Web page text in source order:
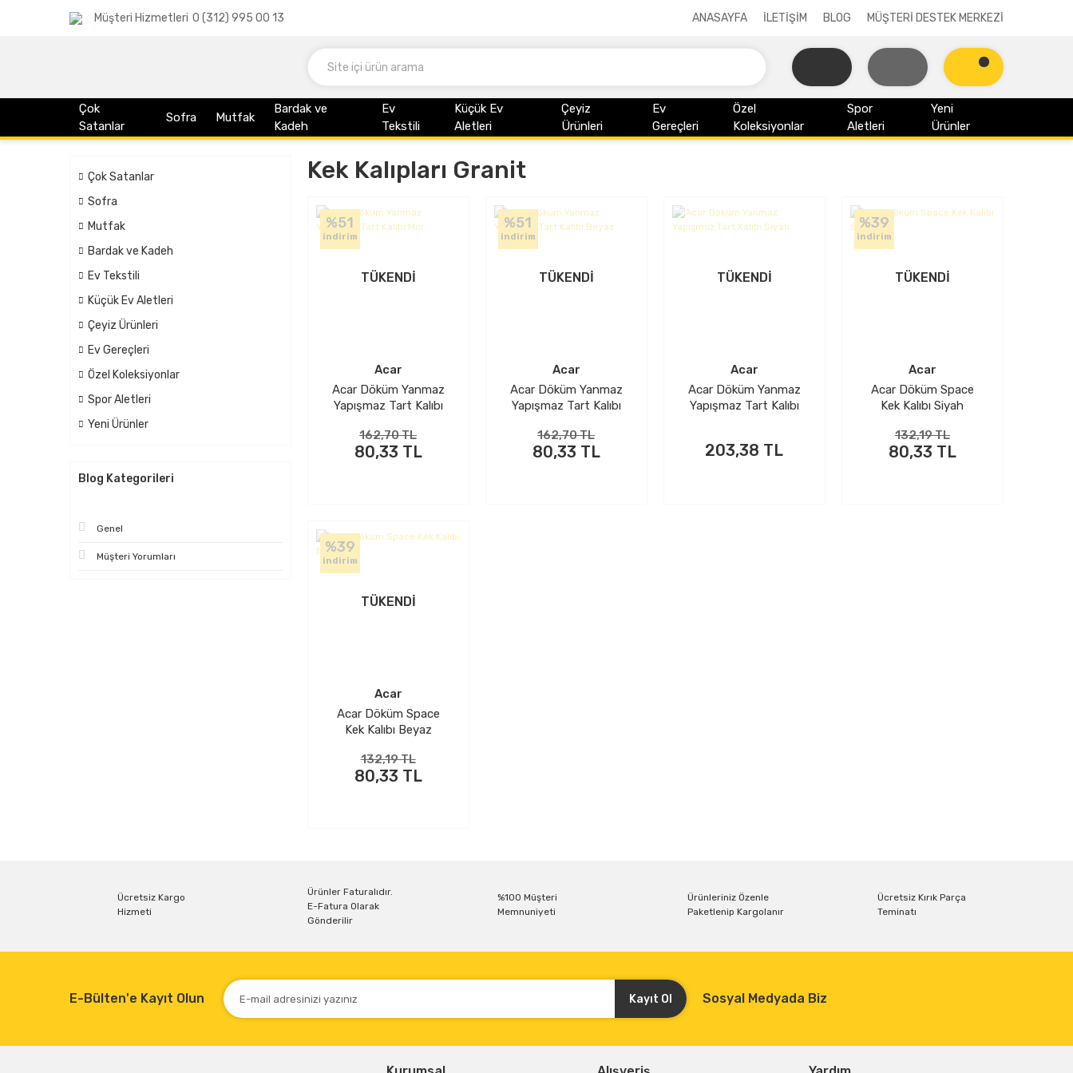
Müşteri Hizmetleri 0 (312) 995 00 13 ANASAYFA İLETİŞİM BLOG MÜŞTERİ DESTEK MERKEZİ
Çok
Satanlar
Sofra Mutfak
Bardak ve
Kadeh
Ev
Tekstili
Küçük Ev
Aletleri
Çeyiz
Ürünleri
Ev
Gereçleri
Özel
Koleksiyonlar
Spor
Aletleri
Yeni
Ürünler
Çok Satanlar
Sofra
Mutfak
Bardak ve Kadeh
Ev Tekstili
Küçük Ev Aletleri
Çeyiz Ürünleri
Ev Gereçleri
Özel Koleksiyonlar
Spor Aletleri
Yeni Ürünler
Blog Kategorileri
Genel
Müşteri Yorumları
Kek Kalıpları Granit
%51
indirim
TÜKENDİ
Acar
Acar Döküm Yanmaz
Yapışmaz Tart Kalıbı
162,70 TL
80,33 TL
%51
indirim
TÜKENDİ
Acar
Acar Döküm Yanmaz
Yapışmaz Tart Kalıbı
162,70 TL
80,33 TL
TÜKENDİ
Acar
Acar Döküm Yanmaz
Yapışmaz Tart Kalıbı
203,38 TL
%39
indirim
TÜKENDİ
Acar
Acar Döküm Space
Kek Kalıbı Siyah
132,19 TL
80,33 TL
%39
indirim
TÜKENDİ
Acar
Acar Döküm Space
Kek Kalıbı Beyaz
132,19 TL
80,33 TL
Ücretsiz Kargo
Hizmeti
Ürünler Faturalıdır.
E-Fatura Olarak
Gönderilir
%100 Müşteri
Memnuniyeti
Ürünleriniz Özenle
Paketlenip Kargolanır
Ücretsiz Kırık Parça
Teminatı
E-Bülten'e Kayıt Olun Kayıt Ol Sosyal Medyada Biz